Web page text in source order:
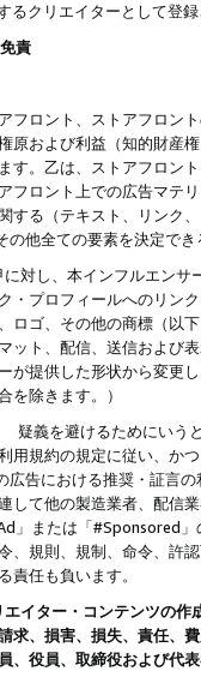
るクリエイターとして登
責
フロント、ストアフロン
原および利益（知的財産
す。乙は、ストアフロン
フロント上での広告マテ
する（テキスト、リンク
の他全ての要素を決定で
対し、本インフルエンサ
・プロフィールへのリン
ロゴ、その他の商標（以
ット、配信、送信および
が提供した形状から変更
を除きます。）
疑義を避けるためにいう
用規約の規定に従い、か
広告における推奨・証言
して他の製造業者、配信
」または「#Sponsored
、規則、規制、命令、許
責任も負います。
イター・コンテンツの
求、損害、損失、責任、
、役員、取締役および代